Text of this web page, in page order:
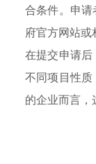
合条件。申
府官方网站
在提交申请
不同项目性
的企业而言